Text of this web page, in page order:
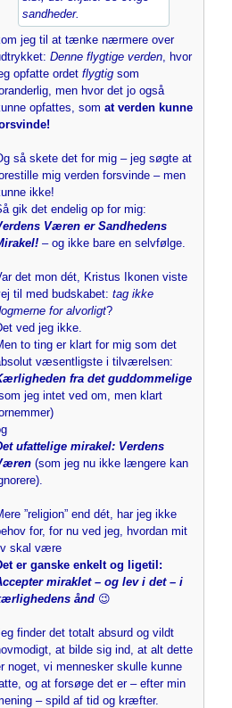
sandheder.
jeg til at tænke nærmere over
Denne flygtige verden, hvor
opfatte ordet flygtig som
men hvor det jo også
opfattes, som at verden kunne
så skete det for mig – jeg søgte at
mig verden forsvinde – men
ikke!
gik det endelig op for mig:
Væren er Sandhedens
– og ikke bare en selvfølge.
det mon dét, Kristus Ikonen viste
til med budskabet: tag ikke
for alvorligt?
ved jeg ikke.
to ting er klart for mig som det
væsentligste i tilværelsen:
fra det guddommelige
jeg intet ved om, men klart
ufattelige mirakel: Verdens
(som jeg nu ikke længere kan
”religion” end dét, har jeg ikke
for, for nu ved jeg, hvordan mit
skal være
er ganske enkelt og ligetil:
miraklet – og lev i det – i
ånd 😉
finder det totalt absurd og vildt
at bilde sig ind, at alt dette
noget, vi mennesker skulle kunne
og at forsøge det er – efter min
– spild af tid og kræfter.